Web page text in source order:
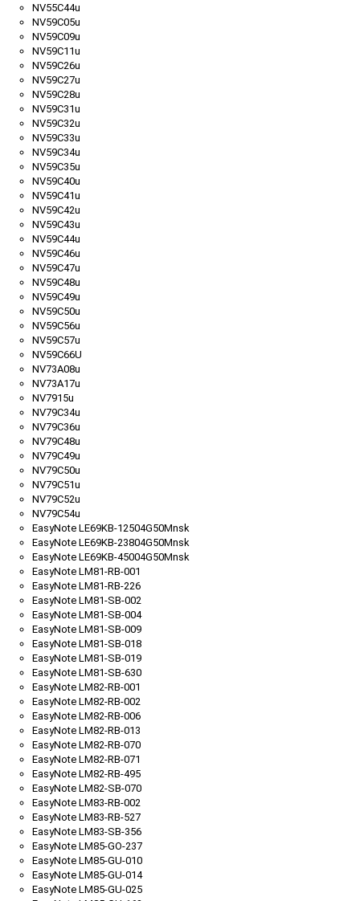
NV55C44u
NV59C05u
NV59C09u
NV59C11u
NV59C26u
NV59C27u
NV59C28u
NV59C31u
NV59C32u
NV59C33u
NV59C34u
NV59C35u
NV59C40u
NV59C41u
NV59C42u
NV59C43u
NV59C44u
NV59C46u
NV59C47u
NV59C48u
NV59C49u
NV59C50u
NV59C56u
NV59C57u
NV59C66U
NV73A08u
NV73A17u
NV7915u
NV79C34u
NV79C36u
NV79C48u
NV79C49u
NV79C50u
NV79C51u
NV79C52u
NV79C54u
EasyNote LE69KB-12504G50Mnsk
EasyNote LE69KB-23804G50Mnsk
EasyNote LE69KB-45004G50Mnsk
EasyNote LM81-RB-001
EasyNote LM81-RB-226
EasyNote LM81-SB-002
EasyNote LM81-SB-004
EasyNote LM81-SB-009
EasyNote LM81-SB-018
EasyNote LM81-SB-019
EasyNote LM81-SB-630
EasyNote LM82-RB-001
EasyNote LM82-RB-002
EasyNote LM82-RB-006
EasyNote LM82-RB-013
EasyNote LM82-RB-070
EasyNote LM82-RB-071
EasyNote LM82-RB-495
EasyNote LM82-SB-070
EasyNote LM83-RB-002
EasyNote LM83-RB-527
EasyNote LM83-SB-356
EasyNote LM85-GO-237
EasyNote LM85-GU-010
EasyNote LM85-GU-014
EasyNote LM85-GU-025